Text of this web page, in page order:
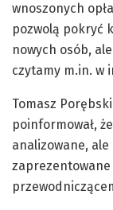
wnoszonych
pozwolą pokryć
nowych osób,
czytamy m.in. w
Tomasz
poinformował,
analizowane,